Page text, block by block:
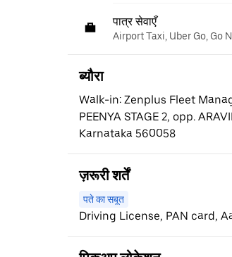
पात्र सेवाएँ
Airport Taxi, Uber Go, Go
ब्यौरा
Walk-in: Zenplus Fleet
PEENYA STAGE 2, opp.
Karnataka 560058
ज़रूरी शर्तें
पते का सबूत
Driving License, PAN card,